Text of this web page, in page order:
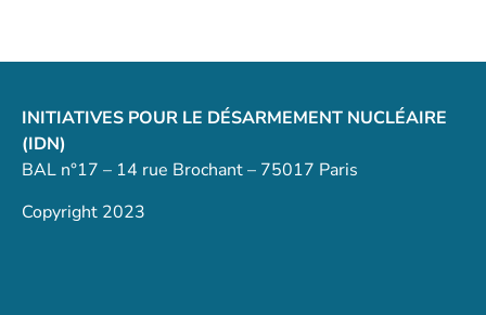
INITIATIVES POUR LE DÉSARMEMENT NUCLÉAIRE
(IDN)
BAL n°17 – 14 rue Brochant – 75017 Paris
Copyright 2023